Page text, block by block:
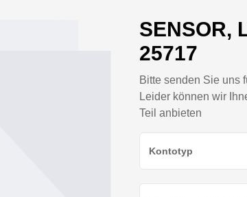
SENSOR,
25717
Bitte senden Sie uns
Leider können wir
Teil anbieten